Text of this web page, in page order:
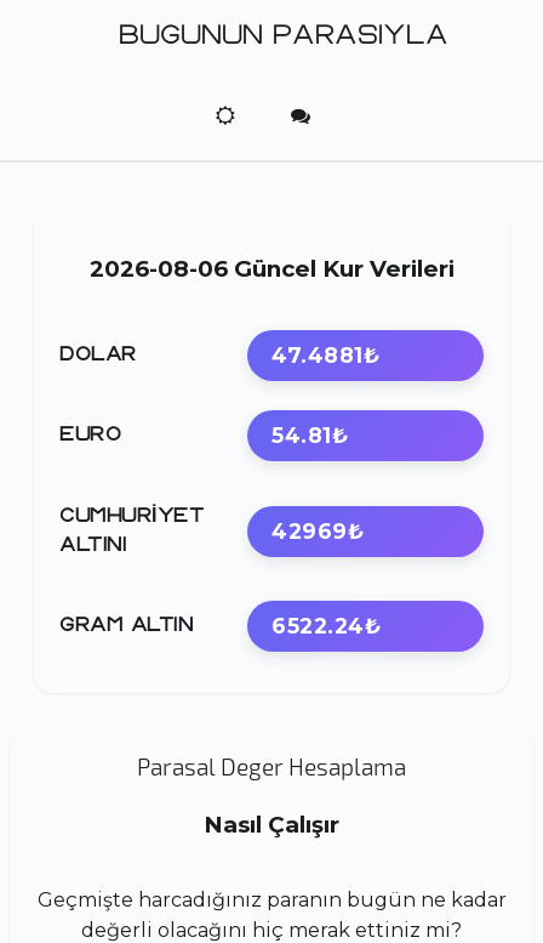
BUGUNUN PARASIYLA
2026-08-06 Güncel Kur Verileri
DOLAR 47.4881₺
EURO 54.81₺
CUMHURIYET
ALTINI
42969₺
GRAM ALTIN 6522.24₺
Parasal Deger Hesaplama
Nasıl Çalışır
Geçmişte harcadığınız paranın bugün ne kadar
değerli olacağını hiç merak ettiniz mi?